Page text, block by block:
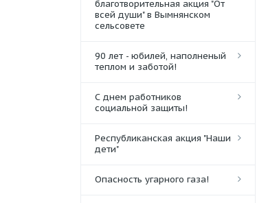
благотворительная акция "От
всей души" в Вымнянском
сельсовете
90 лет - юбилей, наполненый
теплом и заботой!
С днем работников
социальной защиты!
Республиканская акция "Наши
дети"
Опасность угарного газа!